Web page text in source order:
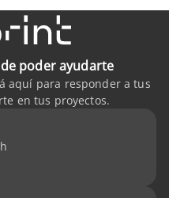
poder ayudarte
aquí para responder a tus
en tus proyectos.